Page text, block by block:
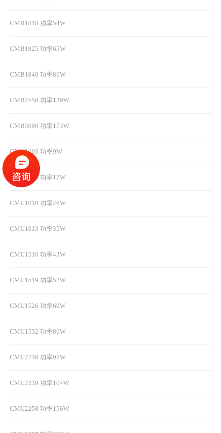
CMB1818 功率54W
CMB1825 功率65W
CMB1840 功率86W
CMB2550 功率130W
CMB3090 功率173W
CMU1003 功率9W
CMU1006 功率17W
CMU1010 功率26W
CMU1013 功率35W
CMU1516 功率43W
CMU1519 功率52W
CMU1526 功率69W
CMU1532 功率86W
CMU2236 功率95W
CMU2239 功率104W
CMU2258 功率156W